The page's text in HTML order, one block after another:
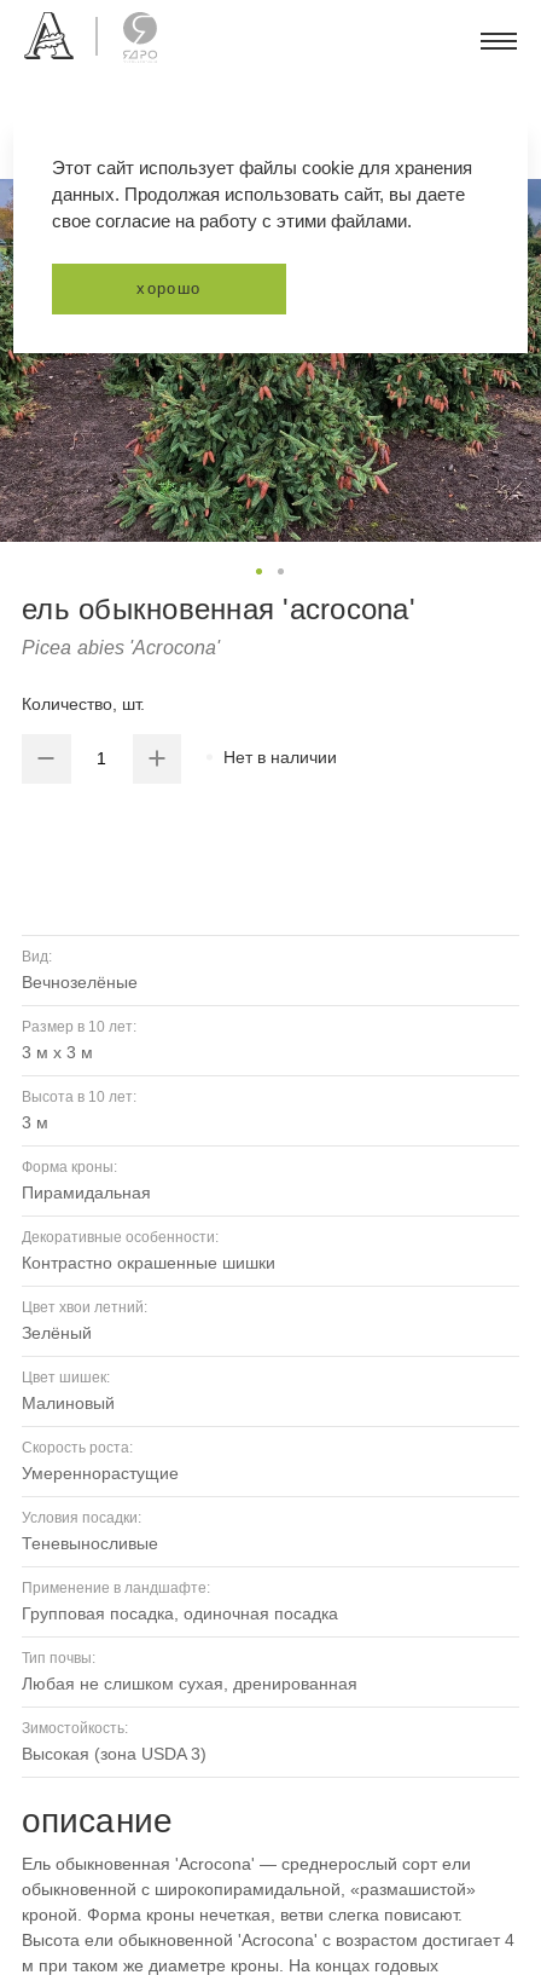
ель обыкновенная 'acrocona'
Picea abies 'Acrocona'
Количество, шт.
Нет в наличии
Вид:
вечнозелёные
Размер в 10 лет:
3 м х 3 м
Высота в 10 лет:
3 м
Форма кроны:
пирамидальная
Декоративные особенности:
контрастно окрашенные шишки
Цвет хвои летний:
зелёный
Цвет шишек:
малиновый
Скорость роста:
умереннорастущие
Условия посадки:
теневыносливые
Применение в ландшафте:
групповая посадка, одиночная посадка
Тип почвы:
любая не слишком сухая, дренированная
Зимостойкость:
высокая (зона USDA 3)
описание
Ель обыкновенная 'Acrocona' — среднерослый сорт ели
обыкновенной с широкопирамидальной, «размашистой»
кроной. Форма кроны нечеткая, ветви слегка повисают.
Высота ели обыкновенной 'Acrocona' с возрастом достигает 4
м при таком же диаметре кроны. На концах годовых
Этот сайт использует файлы cookie для хранения
данных. Продолжая использовать сайт, вы даете
свое согласие на работу с этими файлами.
хорошо